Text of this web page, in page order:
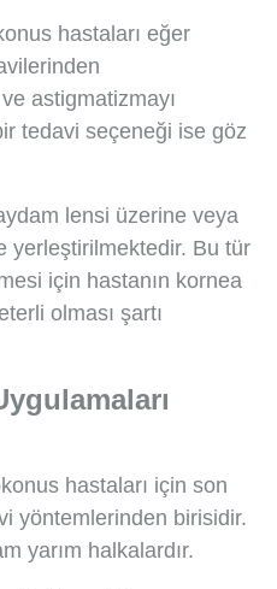
hastaları eğer
astigmatizmayı
tedavi seçeneği ise göz
lensi üzerine veya
yerleştirilmektedir. Bu tür
için hastanın kornea
olması şartı
hastaları için son
yöntemlerinden birisidir.
yarım halkalardır.